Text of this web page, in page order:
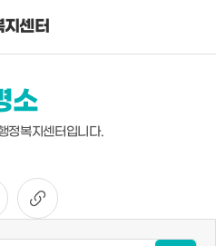
센터
소
정복지센터입니다.